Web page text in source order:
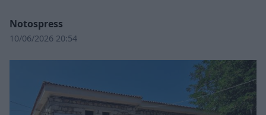
Notospress
10/06/2026 20:54